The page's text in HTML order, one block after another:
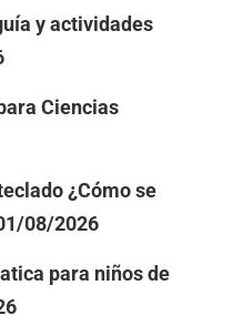
y actividades
Ciencias
¿Cómo se
08/2026
para niños de